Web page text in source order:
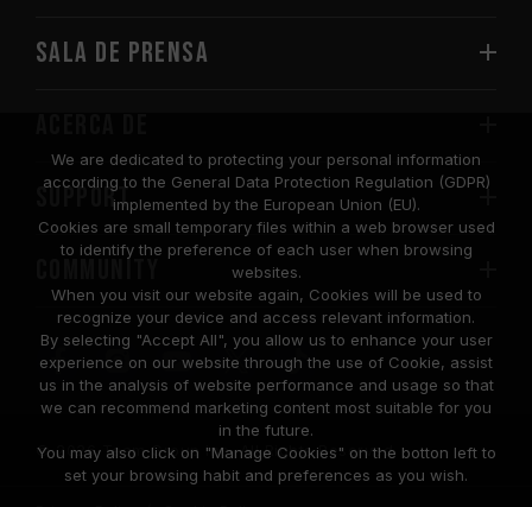
Sala de prensa
SUPPORT
COMMUNITY
© 2026 Team Group Inc. All Rights Reserved.
We are dedicated to protecting your personal information
according to the General Data Protection Regulation (GDPR)
implemented by the European Union (EU).
Cookies are small temporary files within a web browser used
to identify the preference of each user when browsing
websites.
When you visit our website again, Cookies will be used to
recognize your device and access relevant information.
By selecting "Accept All", you allow us to enhance your user
experience on our website through the use of Cookie, assist
us in the analysis of website performance and usage so that
we can recommend marketing content most suitable for you
in the future.
You may also click on "Manage Cookies" on the botton left to
set your browsing habit and preferences as you wish.